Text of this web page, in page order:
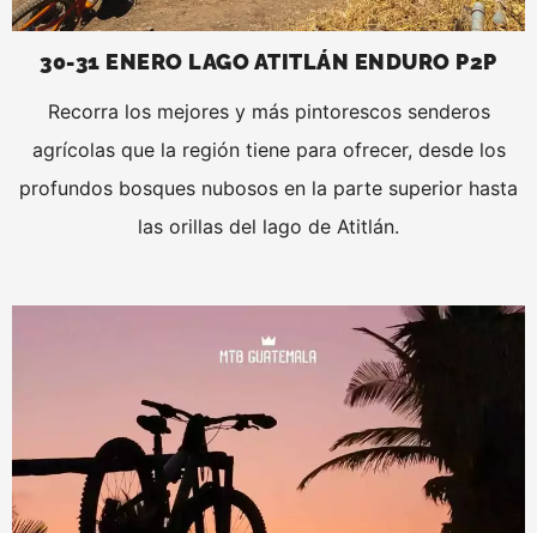
30-31 ENERO LAGO ATITLÁN ENDURO P2P
Recorra los mejores y más pintorescos senderos
agrícolas que la región tiene para ofrecer, desde los
profundos bosques nubosos en la parte superior hasta
las orillas del lago de Atitlán.